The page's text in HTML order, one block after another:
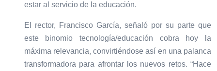
estar al servicio de la educación.
El rector, Francisco García, señaló por su parte que
este binomio tecnología/educación cobra hoy la
máxima relevancia, convirtiéndose así en una palanca
transformadora para afrontar los nuevos retos. “Hace